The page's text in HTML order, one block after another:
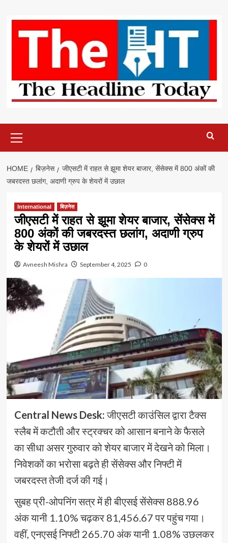
content
Menu
HOME बिज़नेस
जीएसटी में राहत से झूमा शेयर बाजार, सेंसेक्स में 800 अंकों की
जबरदस्त छलांग, अदाणी ग्रुप के शेयरों में उछाल
International बिज़नेस
जीएसटी में राहत से झूमा शेयर बाजार, सेंसेक्स में
800 अंकों की जबरदस्त छलांग, अदाणी ग्रुप
के शेयरों में उछाल
Avneesh Mishra September 4, 2025 0
Central News Desk:जीएसटी काउंसिल द्वारा टैक्स
स्लैब में कटौती और स्ट्रक्चर को आसान बनाने के फैसले
का सीधा असर गुरुवार को शेयर बाजार में देखने को मिला।
निवेशकों का भरोसा बढ़ते ही सेंसेक्स और निफ्टी में
जबरदस्त तेजी दर्ज की गई।
सुबह प्री-ओपनिंग सत्र में ही बीएसई सेंसेक्स 888.96
अंक यानी 1.10% चढ़कर 81,456.67 पर पहुंच गया।
वहीं, एनएसई निफ्टी 265.70 अंक यानी 1.08% उछलकर